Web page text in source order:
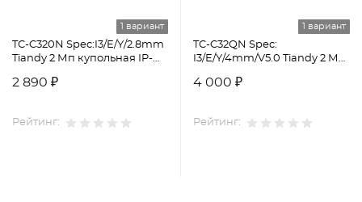
1 вариант
TC-C320N Spec:I3/E/Y/2.8mm
Tiandy 2 Мп купольная IP-
2 890 ₽
Рейтинг:
1 вариант
TC-C32QN Spec:
I3/E/Y/4mm/V5.0 Tiandy 2 Мп
IP-камера
4 000 ₽
Рейтинг: